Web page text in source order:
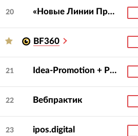
20 «Новые Линии Продвижения»
BF360
21 Idea-Promotion + PENA
22 Вебпрактик
23 ipos.digital